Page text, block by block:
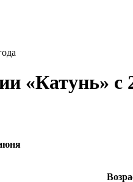
«Катунь» с